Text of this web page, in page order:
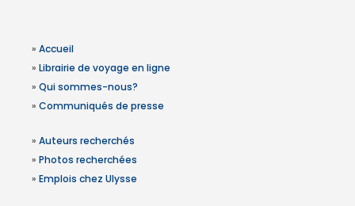
» Accueil
» Librairie de voyage en ligne
» Qui sommes-nous?
» Communiqués de presse
» Auteurs recherchés
» Photos recherchées
» Emplois chez Ulysse